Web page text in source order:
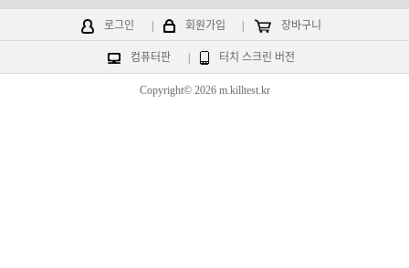
로그인 회원가입 장바구니
컴퓨터판 터치 스크린 버전
Copyright© 2026 m.killtest.kr